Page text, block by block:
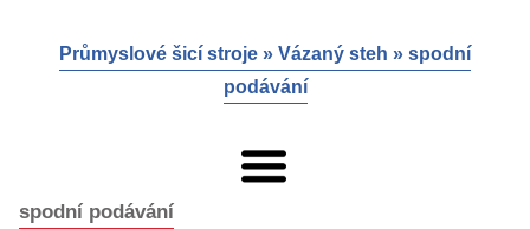
Průmyslové šicí stroje » Vázaný steh » spodní
podávání
spodní podávání